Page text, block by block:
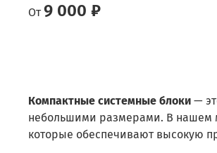
От 9 000 ₽
Компактные системные блоки —
небольшими размерами. В нашем
которые обеспечивают высокую